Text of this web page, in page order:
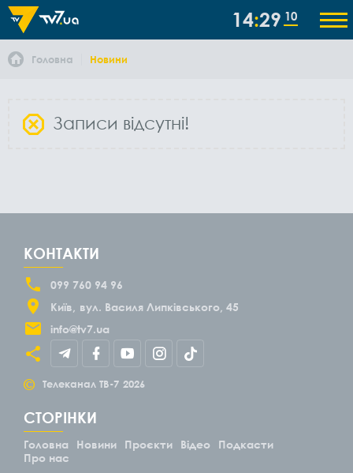
14 29 10
Головна Новини
Записи відсутні!
КОНТАКТИ
099 760 94 96
Київ
вул. Василя Липківського, 45
info@tv7.ua
© Телеканал ТВ-7 2026
СТОРІНКИ
Головна Новини Проєкти Відео
Подкасти
Про нас